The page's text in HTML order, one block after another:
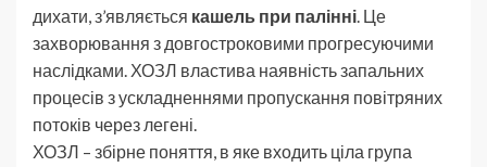
дихати, з’являється кашель при палінні. Це
захворювання з довгостроковими прогресуючими
наслідками. ХОЗЛ властива наявність запальних
процесів з ускладненнями пропускання повітряних
потоків через легені.
ХОЗЛ – збірне поняття, в яке входить ціла група